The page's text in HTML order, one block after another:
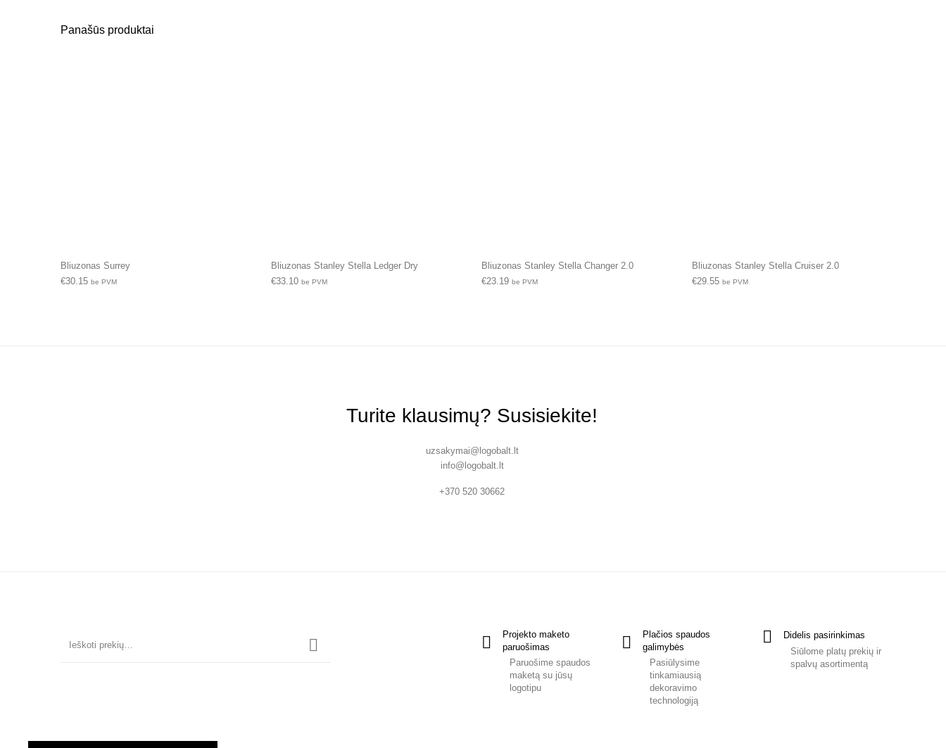
Panašūs produktai
Bliuzonas Surrey
€30.15 be PVM
Bliuzonas Stanley Stella Ledger Dry
€33.10 be PVM
Bliuzonas Stanley Stella Changer 2.0
€23.19 be PVM
Bliuzonas Stanley Stella Cruiser 2.0
€29.55 be PVM
Turite klausimų? Susisiekite!
uzsakymai@logobalt.lt
info@logobalt.lt
+370 520 30662
Projekto maketo
paruošimas
Paruošime spaudos
maketą su jūsų
logotipu
Plačios spaudos
galimybės
Pasiūlysime
tinkamiausią
dekoravimo
technologiją
Didelis pasirinkimas
Siūlome platų prekių ir
spalvų asortimentą